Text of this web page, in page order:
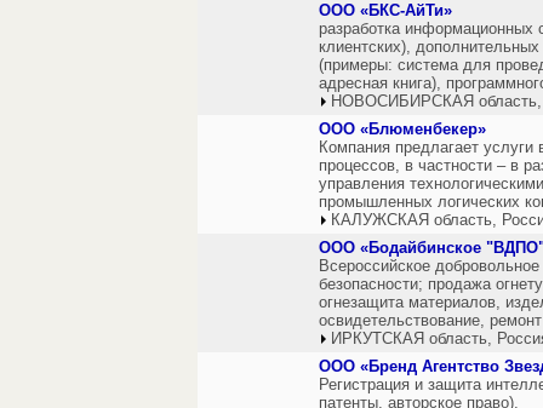
ООО «БКС-АйТи»
разработка информационных
клиентских),
(примеры: система для
адресная книга),
НОВОСИБИРСКАЯ область,
ООО «Блюменбекер»
Компания предлагает услуги
процессов, в частности – в
управления
промышленных логических
КАЛУЖСКАЯ область,
ООО «Бодайбинское
Всероссийское
безопасности; продажа
огнезащита материалов,
освидетельствование,
ИРКУТСКАЯ область,
ООО «Бренд Агентство
Регистрация и защита
патенты, авторское право).